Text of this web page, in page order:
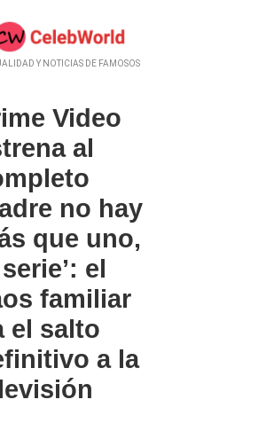
Y NOTICIAS DE FAMOSOS
Video
al
no hay
que uno,
el
familiar
el salto
a la